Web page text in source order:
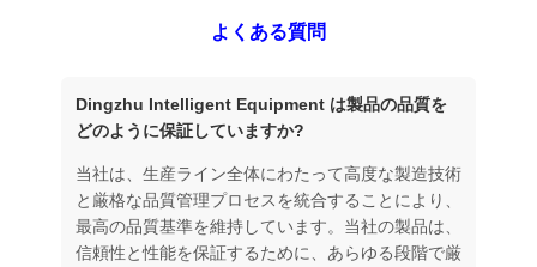
よくある質問
Dingzhu Intelligent Equipment は製品の品​​質を
どのように保証していますか?
当社は、生産ライン全体にわたって高度な製造技術
と厳格な品質管理プロセスを統合することにより、
最高の品質基準を維持しています。当社の製品は、
信頼性と性能を保証するために、あらゆる段階で厳